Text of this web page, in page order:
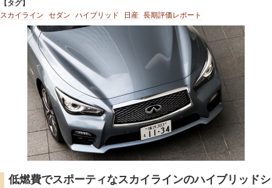
【タグ】
スカイライン
セダン ハイブリッド 日産 長期評価レポート
低燃費でスポーティなスカイラインのハイブリッドシ